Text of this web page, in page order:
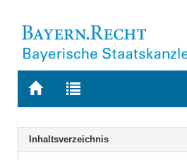
Zur
BAYERN.RECHT
Zur
letzten
Suche
Navigation
Inhaltsverzeichnis